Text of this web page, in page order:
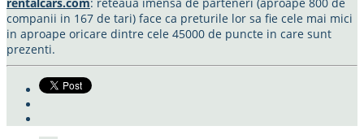
companii in 167 de tari) face ca preturile lor sa fie cele mai mici
in aproape oricare dintre cele 45000 de puncte in care sunt
prezenti.